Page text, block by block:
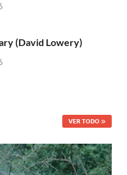
(David Lowery)
VER TODO